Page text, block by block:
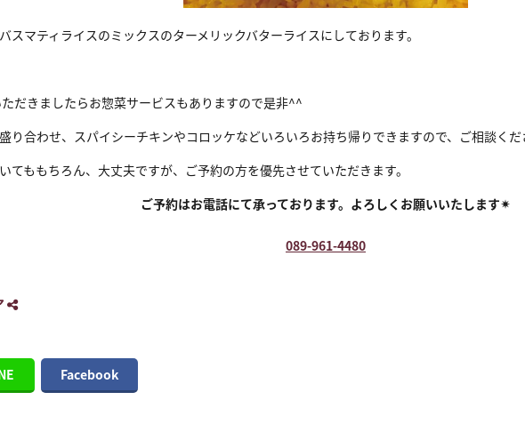
スマティライスのミックスのターメリックバターライスにしております。
だきましたらお惣菜サービスもありますので是非^^
り合わせ、スパイシーチキンやコロッケなどいろいろお持ち帰りできますので、ご相談く
てももちろん、大丈夫ですが、ご予約の方を優先させていただきます。
ご予約はお電話にて承っております。よろしくお願いいたします✴︎
089-961-4480
Facebook